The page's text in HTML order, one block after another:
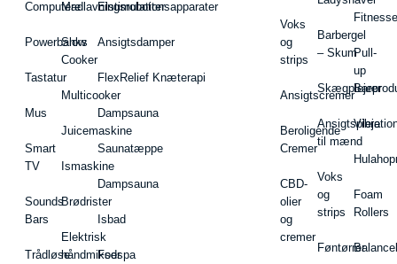
Computere
Powerbanks
Tastatur
Mus
Smart
TV
Sounds
Bars
Trådløse
Madlavningsrobotter
Slow
Cooker
Multicooker
Juicemaskine
Ismaskine
Brødrister
Elektrisk
håndmikser
Elstimulationsapparater
Ansigtsdamper
FlexRelief Knæterapi
Dampsauna
Saunatæppe
Dampsauna
Isbad
Fodspa
Voks
og
strips
Ansigtscremer
Beroligende
Cremer
CBD-
olier
og
cremer
Barbergel
– Skum
Ansigtspleje
til mænd
Voks
og
strips
Føntørrer
Pull-
up
Barer
Foam
Rollers